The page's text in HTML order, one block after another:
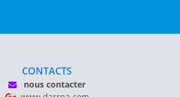
CONTACTS
nous contacter